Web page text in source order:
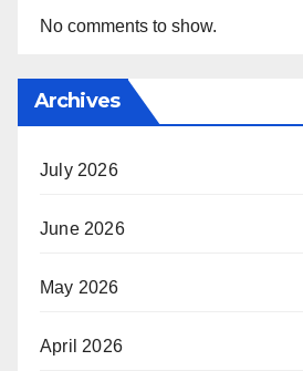
No comments to show.
Archives
July 2026
June 2026
May 2026
April 2026